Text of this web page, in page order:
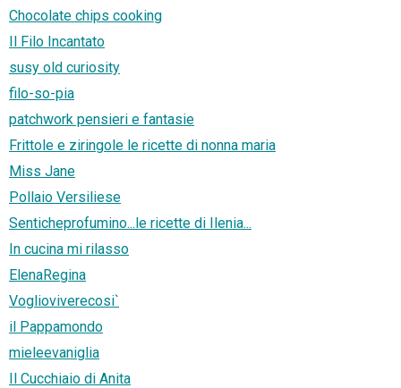
Chocolate chips cooking
Il Filo Incantato
susy old curiosity
filo-so-pia
patchwork pensieri e fantasie
Frittole e ziringole le ricette di nonna maria
Miss Jane
Pollaio Versiliese
Senticheprofumino...le ricette di Ilenia...
In cucina mi rilasso
ElenaRegina
Voglioviverecosi`
il Pappamondo
mieleevaniglia
Il Cucchiaio di Anita